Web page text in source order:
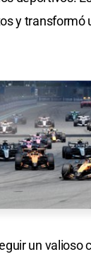
y transformó
un valioso